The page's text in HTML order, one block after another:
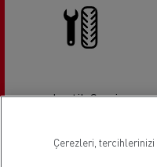
Lastik Servis
Lokasyon
Çerezleri,